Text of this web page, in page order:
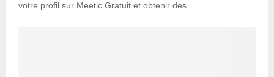
votre profil sur Meetic Gratuit et obtenir des...